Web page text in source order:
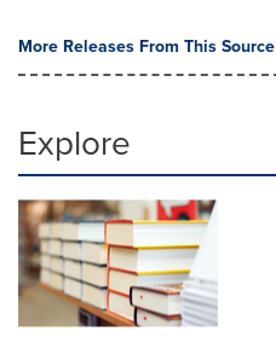
More Releases From This Source
Explore